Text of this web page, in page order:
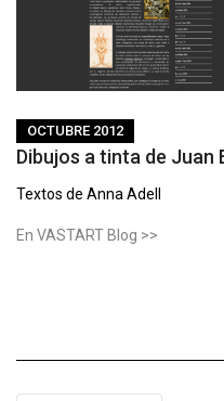
OCTUBRE 2012
Dibujos a tinta de Juan
Textos de Anna Adell
En VASTART Blog >>